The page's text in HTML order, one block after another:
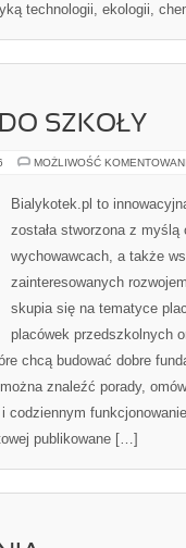
technologii, ekologii,
SZKOŁY
MOŻLIWOŚĆ
Bialykotek.pl to
została stworzona z myślą
wychowawcach, a także
zainteresowanych
skupia się na tematyce
placówek przedszkolnych
chcą budować dobre
znaleźć porady,
codziennym
publikowane […]